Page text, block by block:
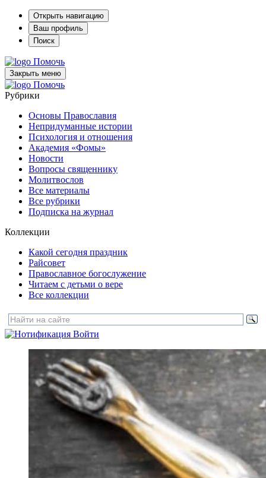
Открыть навигацию
Ваш профиль
Поиск
Помочь
Закрыть меню
Помочь
Рубрики
Основы Православия
Непридуманные истории
Психология и отношения
Академия «Фомы»
Новости
Вопросы священнику
Молитвослов
Все материалы
Все рубрики
Подписка на журнал
Коллекции
Какой сегодня праздник
Райсовет
Православное богослужение
Читаем с детьми о вере
Все коллекции
Войти